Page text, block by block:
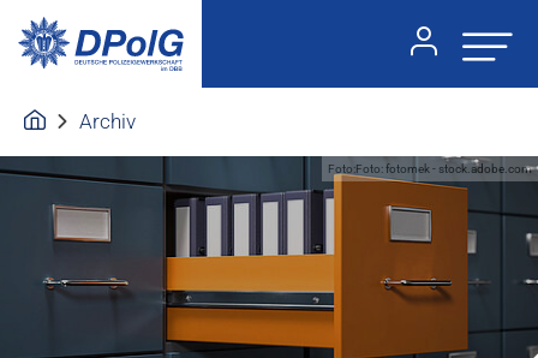
Archiv
Foto:Foto: fotomek - stock.adobe.com